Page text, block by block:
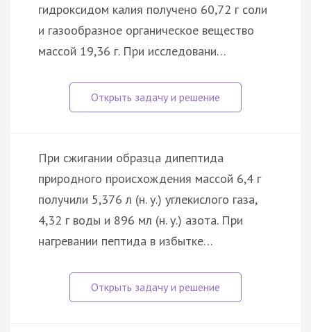
гидроксидом калия получено 60,72 г соли
и газообразное органическое вещество
массой 19,36 г. При исследовани…
При сжигании образца дипептида
природного происхождения массой 6,4 г
получили 5,376 л (н. у.) углекислого газа,
4,32 г воды и 896 мл (н. у.) азота. При
нагревании пептида в избытке…